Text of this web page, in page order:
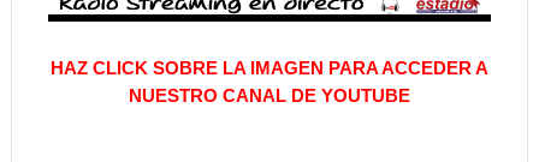
HAZ CLICK SOBRE LA IMAGEN PARA ACCEDER A
NUESTRO CANAL DE YOUTUBE